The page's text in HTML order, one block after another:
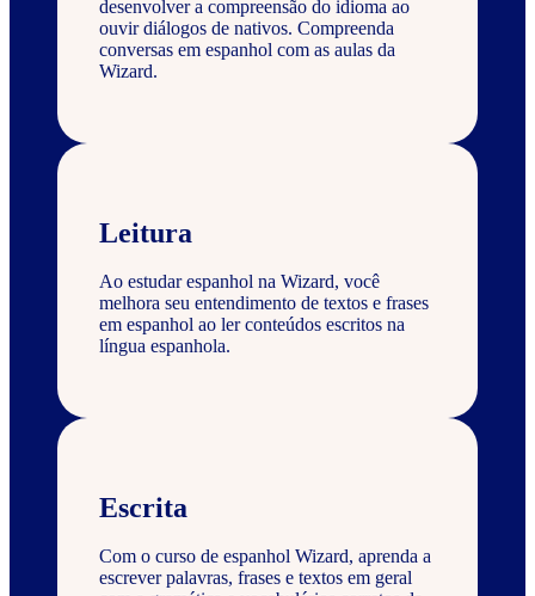
desenvolver a compreensão do idioma ao
ouvir diálogos de nativos. Compreenda
conversas em espanhol com as aulas da
Wizard.
Leitura
Ao estudar espanhol na Wizard, você
melhora seu entendimento de textos e frases
em espanhol ao ler conteúdos escritos na
língua espanhola.
Escrita
Com o curso de espanhol Wizard, aprenda a
escrever palavras, frases e textos em geral